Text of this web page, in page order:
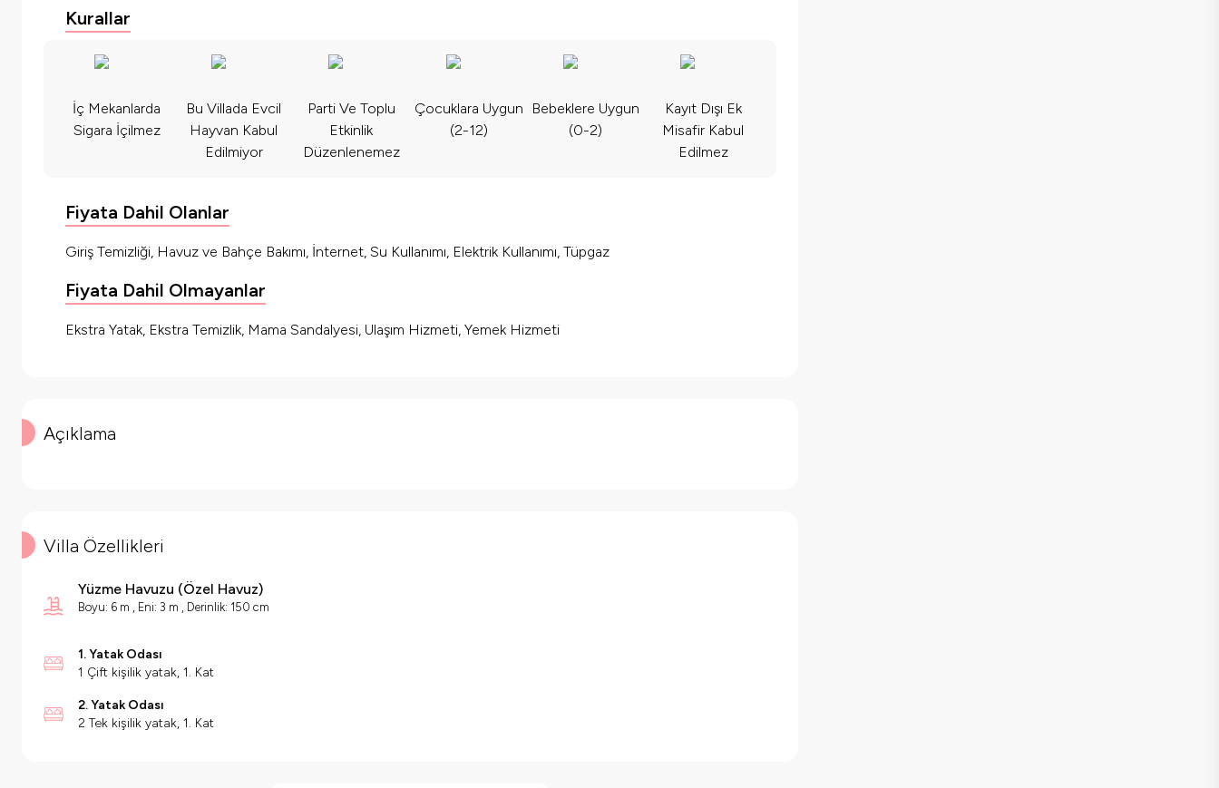
Kurallar
İç Mekanlarda
Sigara İçilmez
Bu Villada Evcil
Hayvan Kabul
Edilmiyor
Parti Ve Toplu
Etkinlik
Düzenlenemez
Çocuklara Uygun
(2-12)
Bebeklere Uygun
(0-2)
Kayıt Dışı Ek
Misafir Kabul
Edilmez
Fiyata Dahil Olanlar
Giriş Temizliği, Havuz ve Bahçe Bakımı, İnternet, Su Kullanımı, Elektrik Kullanımı, Tüpgaz
Fiyata Dahil Olmayanlar
Ekstra Yatak, Ekstra Temizlik, Mama Sandalyesi, Ulaşım Hizmeti, Yemek Hizmeti
Açıklama
Villa Özellikleri
Yüzme Havuzu (Özel Havuz)
Boyu: 6 m , Eni: 3 m , Derinlik: 150 cm
1. Yatak Odası
1 Çift kişilik yatak, 1. Kat
2. Yatak Odası
2 Tek kişilik yatak, 1. Kat